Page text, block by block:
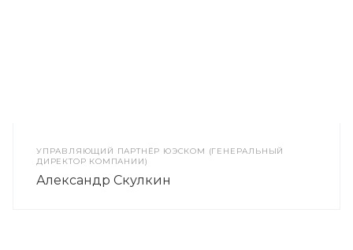
УПРАВЛЯЮЩИЙ ПАРТНЁР ЮЭСКОМ (ГЕНЕРАЛЬНЫЙ
ДИРЕКТОР КОМПАНИИ)
Александр Скулкин